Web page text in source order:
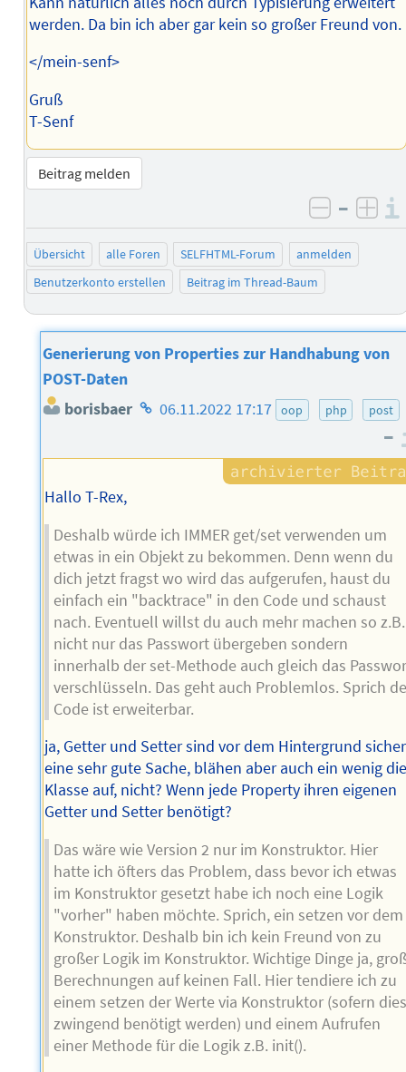
werden. Da bin ich aber gar kein so großer Freund von.
</mein-senf>
Gruß
T-Senf
Beitrag melden
negativ
–
Übersicht alle Foren SELFHTML-Forum
anmelden
Benutzerkonto erstellen
Beitrag im Thread-Baum
Generierung von Properties zur Handhabung von
POST-Daten
borisbaer Homepage
Autors
06.11.2022 17:17 oop php post
–
Hallo T-Rex,
Deshalb würde ich IMMER get/set verwenden um
etwas in ein Objekt zu bekommen. Denn wenn du
dich jetzt fragst wo wird das aufgerufen, haust du
einfach ein "backtrace" in den Code und schaust
nach. Eventuell willst du auch mehr machen so z.B.
nicht nur das Passwort übergeben sondern
innerhalb der set-Methode auch gleich das
verschlüsseln. Das geht auch Problemlos. Sprich
Code ist erweiterbar.
ja, Getter und Setter sind vor dem Hintergrund sicher
eine sehr gute Sache, blähen aber auch ein wenig
Klasse auf, nicht? Wenn jede Property ihren eigenen
Getter und Setter benötigt?
Das wäre wie Version 2 nur im Konstruktor. Hier
hatte ich öfters das Problem, dass bevor ich etwas
im Konstruktor gesetzt habe ich noch eine Logik
"vorher" haben möchte. Sprich, ein setzen vor dem
Konstruktor. Deshalb bin ich kein Freund von zu
großer Logik im Konstruktor. Wichtige Dinge ja,
Berechnungen auf keinen Fall. Hier tendiere ich zu
einem setzen der Werte via Konstruktor (sofern
zwingend benötigt werden) und einem Aufrufen
einer Methode für die Logik z.B. init().